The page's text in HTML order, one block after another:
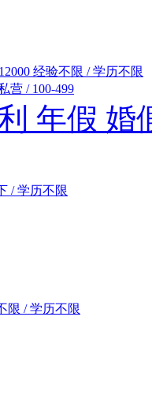
经验不限 / 学历不限
营 / 100-499
年假 婚
/ 学历不限
限 / 学历不限